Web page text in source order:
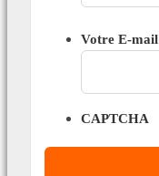
Votre E-mail
CAPTCHA